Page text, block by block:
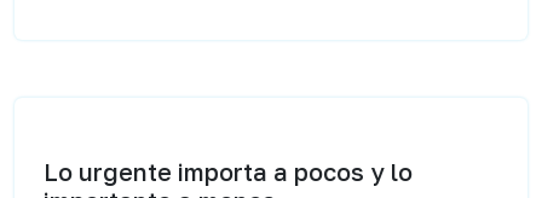
Lo urgente importa a pocos y lo